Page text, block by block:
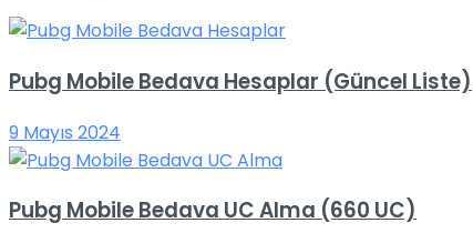
Pubg Mobile Bedava Hesaplar (Güncel Liste)
9 Mayıs 2024
Pubg Mobile Bedava UC Alma (660 UC)